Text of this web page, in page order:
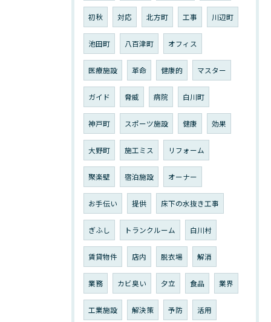
初秋 対応 北方町 工事 川辺町
池田町 八百津町 オフィス
医療施設 革命 健康的 マスター
ガイド 脅威 病院 白川町
神戸町 スポーツ施設 健康 効果
大野町 施工ミス リフォーム
聚楽壁 宿泊施設 オーナー
お手伝い 提供 床下の水抜き工事
ぎふし トランクルーム 白川村
賃貸物件 店内 脱衣場 解消
業務 カビ臭い 夕立 食品 業界
工業施設 解決策 予防 活用